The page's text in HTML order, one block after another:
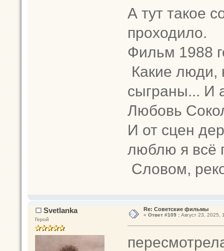
А тут такое
проходило.
Фильм 1988
Какие люди,
сыграны... И
Любовь
И от сцен
люблю я всё
Словом,
Svetlanka
Герой
Re: Советские фильмы
« Ответ #109 :Август 23, 2025,